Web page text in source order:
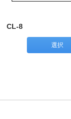
CL-8
選択